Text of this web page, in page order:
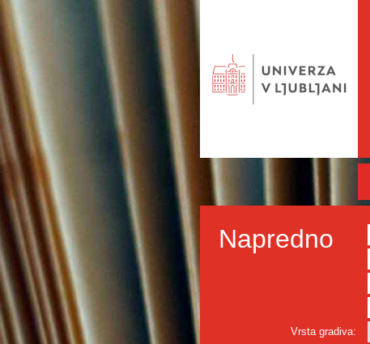
Napredno
Vrsta gradiva: